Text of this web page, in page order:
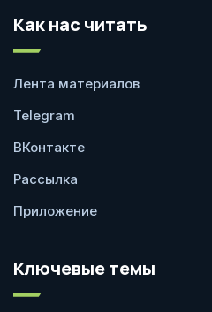
Как нас читать
Лента материалов
Telegram
ВКонтакте
Рассылка
Приложение
Ключевые темы